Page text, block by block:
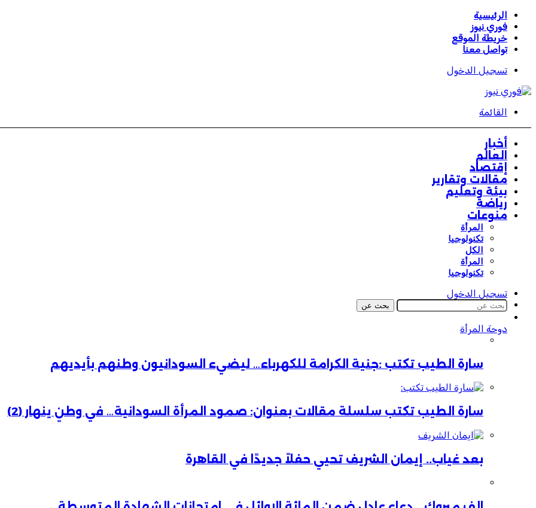
الرئيسية
فوري نيوز
خريطة الموقع
تواصل معنا
تسجيل الدخول
القائمة
أخبار
العالم
إقتصاد
مقالات وتقارير
بيئة وتعليم
رياضة
منوعات
المرأة
تكنولوجيا
الكل
المرأة
تكنولوجيا
تسجيل الدخول
بحث عن
دوحة المرأة
سارة الطيب تكتب :جنية الكرامة للكهرباء… ليضيء السودانيون وطنهم بأيديهم
سارة الطيب تكتب سلسلة مقالات بعنوان: صمود المرأة السودانية… في وطنٍ ينهار (2)
بعد غياب.. إيمان الشريف تحيي حفلاً جديدًا في القاهرة